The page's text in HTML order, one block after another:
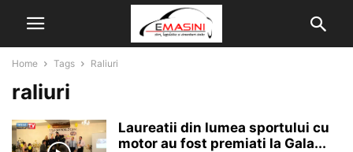
Home Tags Raliuri
raliuri
Laureatii din lumea sportului cu
motor au fost premiati la Gala...